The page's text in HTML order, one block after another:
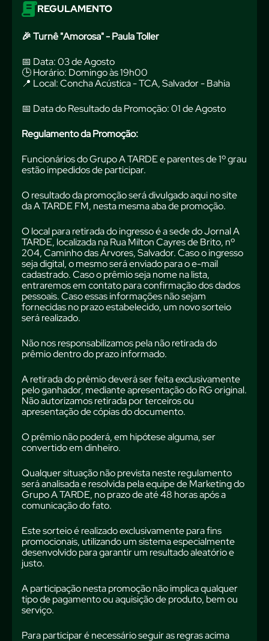
REGULAMENTO
🎉 Turnê "Amorosa" - Paula Toller
📅 Data: 03 de Agosto
🕒 Horário: Domingo às 19h00
📍 Local: Concha Acústica - TCA, Salvador - Bahia
📅 Data do Resultado da Promoção: 01 de Agosto
Regulamento da Promoção:
Funcionários do Grupo A TARDE e parentes de 1º grau
estão impedidos de participar.
O resultado da promoção será divulgado aqui no site
da A TARDE FM, nesta mesma aba de promoção.
O local para retirada do ingresso é a sede do Jornal A
TARDE, localizada na Rua Milton Cayres de Brito, nº
204, Caminho das Árvores, Salvador. Caso o ingresso
seja digital, o mesmo será enviado para o e-mail
cadastrado. Caso o prêmio seja nome na lista,
entraremos em contato para confirmação dos dados
pessoais. Caso essas informações não sejam
fornecidas no prazo estabelecido, um novo sorteio
será realizado.
Não nos responsabilizamos pela não retirada do
prêmio dentro do prazo informado.
A retirada do prêmio deverá ser feita exclusivamente
pelo ganhador, mediante apresentação do RG original.
Não autorizamos retirada por terceiros ou
apresentação de cópias do documento.
O prêmio não poderá, em hipótese alguma, ser
convertido em dinheiro.
Qualquer situação não prevista neste regulamento
será analisada e resolvida pela equipe de Marketing do
Grupo A TARDE, no prazo de até 48 horas após a
comunicação do fato.
Este sorteio é realizado exclusivamente para fins
promocionais, utilizando um sistema especialmente
desenvolvido para garantir um resultado aleatório e
justo.
A participação nesta promoção não implica qualquer
tipo de pagamento ou aquisição de produto, bem ou
serviço.
Para participar é necessário seguir as regras acima